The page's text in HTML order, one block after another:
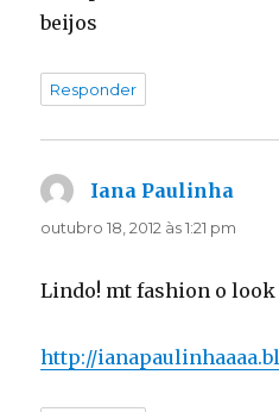
beijos
Responder
Iana Paulinha
outubro 18, 2012 às 1:21 pm
Lindo! mt fashion o
http://